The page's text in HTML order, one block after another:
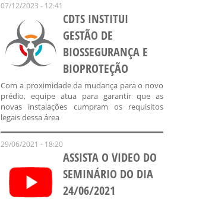
07/12/2023 - 12:41
CDTS INSTITUI
GESTÃO DE
BIOSSEGURANÇA E
BIOPROTEÇÃO
Com a proximidade da mudança para o novo
prédio, equipe atua para garantir que as
novas instalações cumpram os requisitos
legais dessa área
29/06/2021 - 18:20
ASSISTA O VIDEO DO
SEMINÁRIO DO DIA
24/06/2021